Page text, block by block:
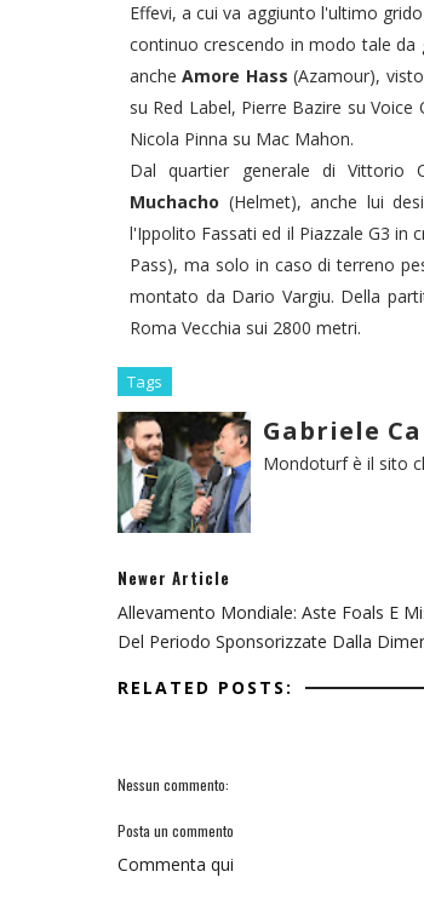
Effevi, a cui va aggiunto l'ultimo
continuo crescendo in modo tale da
ancheAmore Hass (Azamour),
su Red Label, Pierre Bazire su
Nicola Pinna su Mac Mahon.
Dal quartier generale di Vittorio
Muchacho (Helmet), anche lui
l'Ippolito Fassati ed il Piazzale G3 in
Pass), ma solo in caso di terreno
montato da Dario Vargiu. Della
Roma Vecchia sui 2800 metri.
Tags
Gabriele
Mondoturf è il sito
Newer Article
Allevamento Mondiale: Aste Foals E
Del Periodo Sponsorizzate Dalla
RELATED POSTS:
Nessun commento:
Posta un commento
Commenta qui